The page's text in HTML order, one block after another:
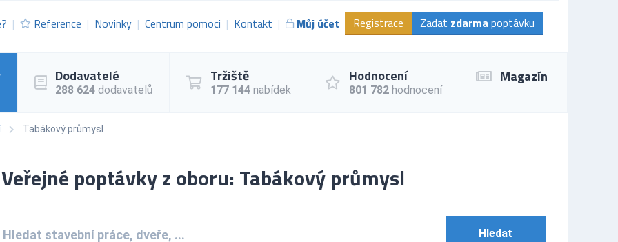
Reference Novinky Centrum pomoci Kontakt Můj účet Registrace Zadat zdarma poptávku
Dodavatelé
288 624 dodavatelů
Tržiště
177 144 nabídek
Hodnocení
801 782 hodnocení
Magazín
Tabákový průmysl
Veřejné poptávky z oboru: Tabákový průmysl
Hledat